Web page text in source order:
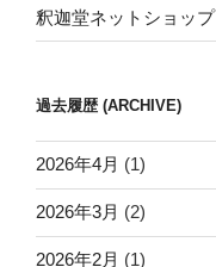
釈迦堂ネットショップ
過去履歴 (ARCHIVE)
2026年4月 (1)
2026年3月 (2)
2026年2月 (1)